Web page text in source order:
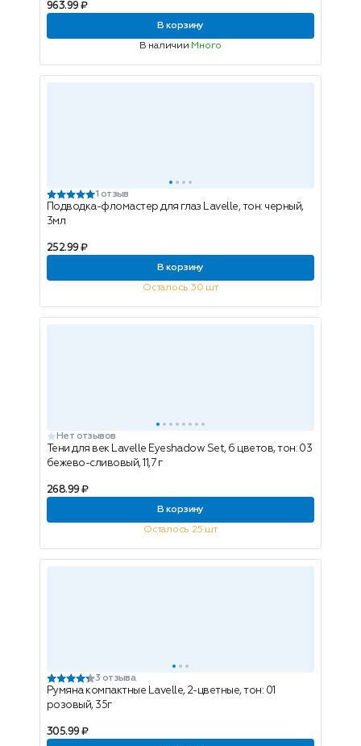
963.99 ₽
В корзину
В наличии Много
1 отзыв
Подводка-фломастер для глаз Lavelle, тон: черный,
3мл
252.99 ₽
В корзину
Осталось 30 шт
Нет отзывов
Тени для век Lavelle Eyeshadow Set, 6 цветов, тон: 03
бежево-сливовый, 11,7 г
268.99 ₽
В корзину
Осталось 25 шт
3 отзыва
Румяна компактные Lavelle, 2-цветные, тон: 01
розовый, 35г
305.99 ₽